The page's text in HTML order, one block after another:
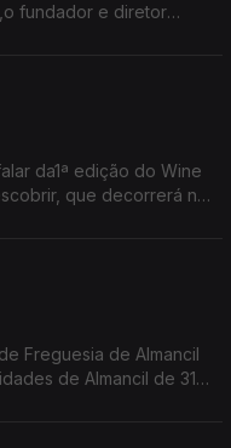
fundador e diretor
da1ª edição do Wine
que decorrerá no
Freguesia de Almancil
de Almancil de 31